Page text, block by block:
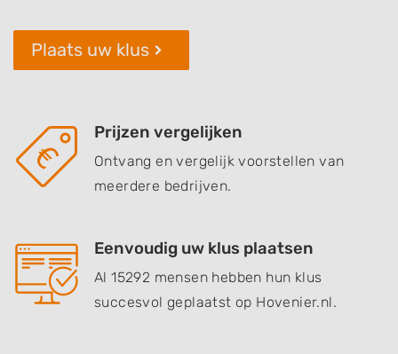
Plaats uw klus
Prijzen vergelijken
Ontvang en vergelijk voorstellen van
meerdere bedrijven.
Eenvoudig uw klus plaatsen
Al 15292 mensen hebben hun klus
succesvol geplaatst op Hovenier.nl.